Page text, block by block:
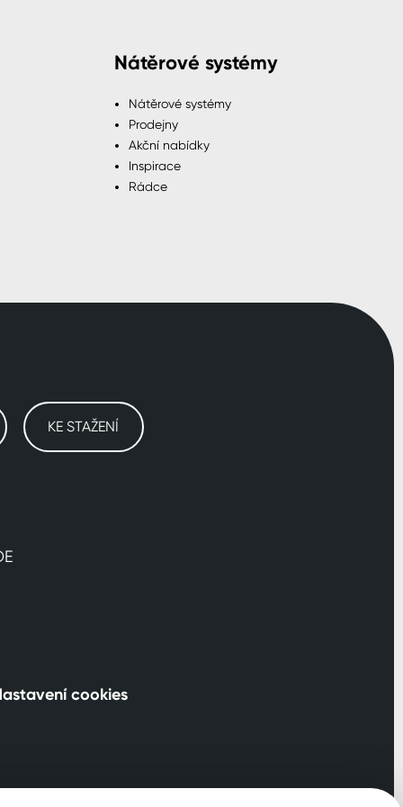
Nátěrové systémy
Nátěrové systémy
Prodejny
Akční nabídky
Inspirace
Rádce
KE STAŽENÍ
cookies